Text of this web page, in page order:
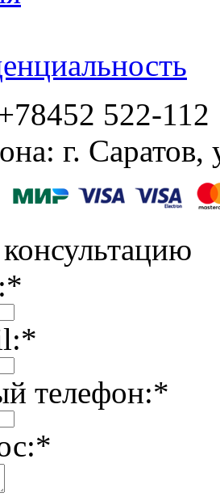
522-112
г. Саратов,
*
*
телефон:*
*